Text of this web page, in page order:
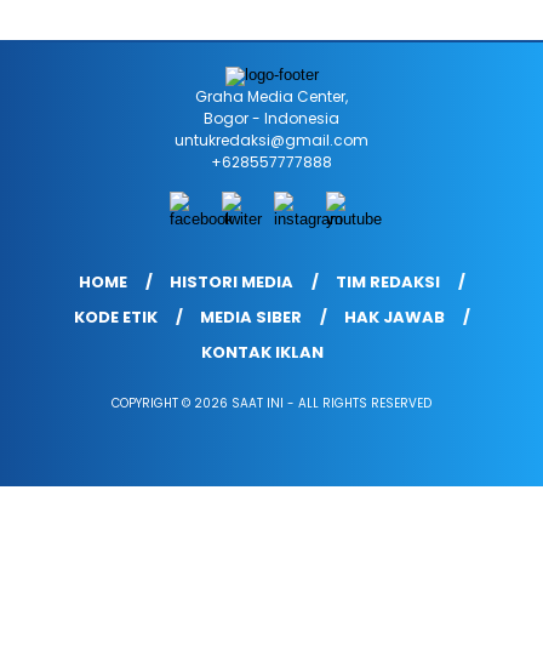
Graha Media Center,
Bogor - Indonesia
untukredaksi@gmail.com
+628557777888
HOME HISTORI MEDIA
TIM REDAKSI
KODE ETIK
MEDIA SIBER
HAK JAWAB
KONTAK IKLAN
COPYRIGHT © 2026 SAAT INI - ALL RIGHTS RESERVED